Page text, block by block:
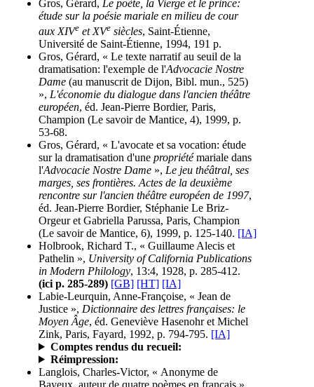
Gros, Gérard, Le poète, la Vierge et le prince:
étude sur la poésie mariale en milieu de cour
aux XIVe et XVe siècles, Saint-Étienne,
Université de Saint-Étienne, 1994, 191 p.
Gros, Gérard, « Le texte narratif au seuil de la
dramatisation: l'exemple de l'Advocacie Nostre
Dame (au manuscrit de Dijon, Bibl. mun., 525)
», L'économie du dialogue dans l'ancien théâtre
européen, éd. Jean-Pierre Bordier, Paris,
Champion (Le savoir de Mantice, 4), 1999, p.
53-68.
Gros, Gérard, « L'avocate et sa vocation: étude
sur la dramatisation d'une propriétémariale dans
l'Advocacie Nostre Dame », Le jeu théâtral, ses
marges, ses frontières. Actes de la deuxième
rencontre sur l'ancien théâtre européen de 1997,
éd. Jean-Pierre Bordier, Stéphanie Le Briz-
Orgeur et Gabriella Parussa, Paris, Champion
(Le savoir de Mantice, 6), 1999, p. 125-140. [IA]
Holbrook, Richard T., « Guillaume Alecis et
Pathelin », University of California Publications
in Modern Philology, 13:4, 1928, p. 285-412.
(ici p. 285-289) [GB] [HT] [IA]
Labie-Leurquin, Anne-Françoise, « Jean de
Justice », Dictionnaire des lettres françaises: le
Moyen Âge, éd. Geneviève Hasenohr et Michel
Zink, Paris, Fayard, 1992, p. 794-795. [IA]
Comptes rendus du recueil:
Réimpression:
Langlois, Charles-Victor, « Anonyme de
Bayeux, auteur de quatre poèmes en français »,